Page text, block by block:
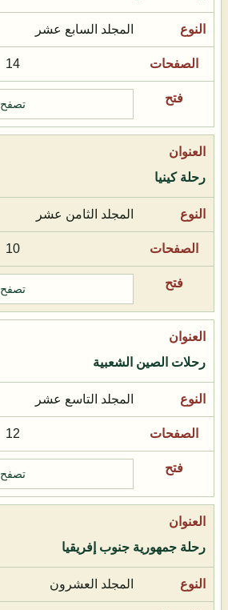
المجلد السابع عشر
14
تصفح
رحلة كينيا
المجلد الثامن عشر
10
تصفح
رحلات الصين الشعبية
المجلد التاسع عشر
12
تصفح
رحلة جمهورية جنوب إفريقيا
المجلد العشرون